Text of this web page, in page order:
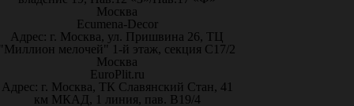
Москва
Ecumena-Decor
Адрес: г. Москва, ул. Пришвина 26, ТЦ
мелочей" 1-й этаж, секция С17/2
Москва
EuroPlit.ru
Адрес: г. Москва, ТК Славянский Стан, 41
км МКАД, 1 линия, пав. В19/4